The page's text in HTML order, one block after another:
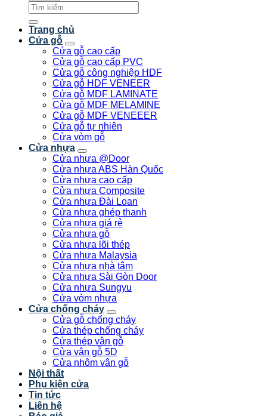
Tìm
kiếm:
Trang chủ
Cửa gỗ
Cửa gỗ cao cấp
Cửa gỗ cao cấp PVC
Cửa gỗ công nghiệp HDF
Cửa gỗ HDF VENEER
Cửa gỗ MDF LAMINATE
Cửa gỗ MDF MELAMINE
Cửa gỗ MDF VENEEER
Cửa gỗ tự nhiên
Cửa vòm gỗ
Cửa nhựa
Cửa nhựa @Door
Cửa nhựa ABS Hàn Quốc
Cửa nhựa cao cấp
Cửa nhựa Composite
Cửa nhựa Đài Loan
Cửa nhựa ghép thanh
Cửa nhựa giá rẻ
Cửa nhựa gỗ
Cửa nhựa lõi thép
Cửa nhựa Malaysia
Cửa nhựa nhà tắm
Cửa nhựa Sài Gòn Door
Cửa nhựa Sungyu
Cửa vòm nhựa
Cửa chống cháy
Cửa gỗ chống cháy
Cửa thép chống cháy
Cửa thép vân gỗ
Cửa vân gỗ 5D
Cửa nhôm vân gỗ
Nội thất
Phụ kiện cửa
Tin tức
Liên hệ